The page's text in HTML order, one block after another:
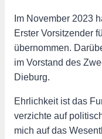
Im November 2023
Erster Vorsitzender
übernommen.
im Vorstand des
Dieburg.
Ehrlichkeit ist das
verzichte auf
mich auf das